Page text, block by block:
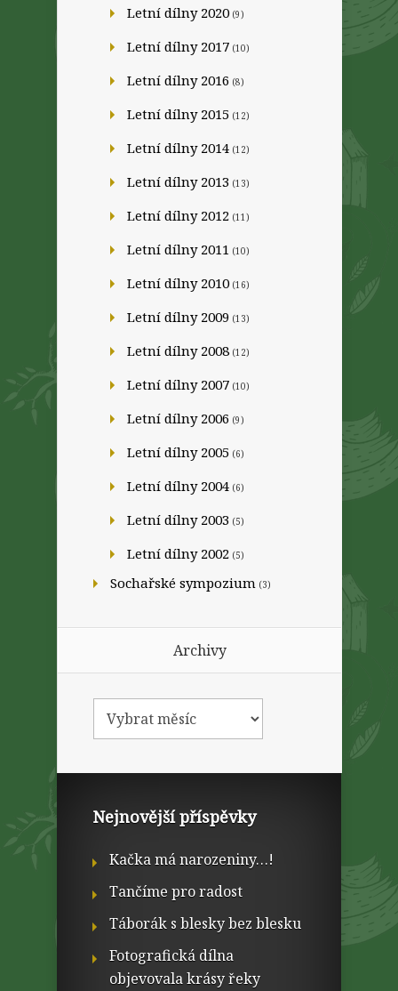
Letní dílny 2020 (9)
Letní dílny 2017 (10)
Letní dílny 2016 (8)
Letní dílny 2015 (12)
Letní dílny 2014 (12)
Letní dílny 2013 (13)
Letní dílny 2012 (11)
Letní dílny 2011 (10)
Letní dílny 2010 (16)
Letní dílny 2009 (13)
Letní dílny 2008 (12)
Letní dílny 2007 (10)
Letní dílny 2006 (9)
Letní dílny 2005 (6)
Letní dílny 2004 (6)
Letní dílny 2003 (5)
Letní dílny 2002 (5)
Sochařské sympozium (3)
Archivy
Nejnovější příspěvky
Kačka má narozeniny…!
Tančíme pro radost
Táborák s blesky bez blesku
Fotografická dílna
objevovala krásy řeky